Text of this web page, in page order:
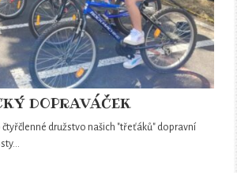
DOPRAVÁČEK
čtyřčlenné družstvo našich "třeťáků" dopravní